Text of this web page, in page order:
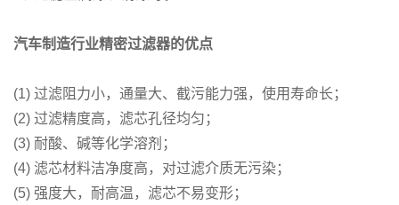
汽车制造行业精密过滤器的优点
(1) 过滤阻力小，通量大、截污能力强，使用寿命长；
(2) 过滤精度高，滤芯孔径均匀；
(3) 耐酸、碱等化学溶剂；
(4) 滤芯材料洁净度高，对过滤介质无污染；
(5) 强度大，耐高温，滤芯不易变形；